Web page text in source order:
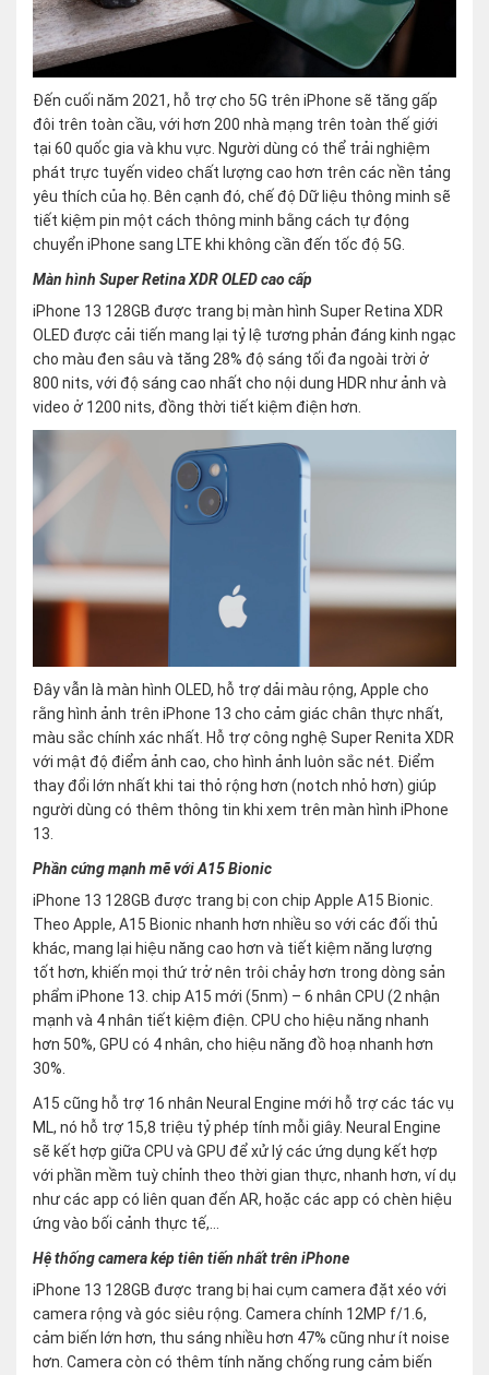
Đến cuối năm 2021, hỗ trợ cho 5G trên iPhone sẽ tăng gấp
đôi trên toàn cầu, với hơn 200 nhà mạng trên toàn thế giới
tại 60 quốc gia và khu vực. Người dùng có thể trải nghiệm
phát trực tuyến video chất lượng cao hơn trên các nền tảng
yêu thích của họ. Bên cạnh đó, chế độ Dữ liệu thông minh sẽ
tiết kiệm pin một cách thông minh bằng cách tự động
chuyển iPhone sang LTE khi không cần đến tốc độ 5G.
Màn hình Super Retina XDR OLED cao cấp
iPhone 13 128GB được trang bị màn hình Super Retina XDR
OLED được cải tiến mang lại tỷ lệ tương phản đáng kinh ngạc
cho màu đen sâu và tăng 28% độ sáng tối đa ngoài trời ở
800 nits, với độ sáng cao nhất cho nội dung HDR như ảnh và
video ở 1200 nits, đồng thời tiết kiệm điện hơn.
Đây vẫn là màn hình OLED, hỗ trợ dải màu rộng, Apple cho
rằng hình ảnh trên iPhone 13 cho cảm giác chân thực nhất,
màu sắc chính xác nhất. Hỗ trợ công nghệ Super Renita XDR
với mật độ điểm ảnh cao, cho hình ảnh luôn sắc nét. Điểm
thay đổi lớn nhất khi tai thỏ rộng hơn (notch nhỏ hơn) giúp
người dùng có thêm thông tin khi xem trên màn hình iPhone
13.
Phần cứng mạnh mẽ với A15 Bionic
iPhone 13 128GB được trang bị con chip Apple A15 Bionic.
Theo Apple, A15 Bionic nhanh hơn nhiều so với các đối thủ
khác, mang lại hiệu năng cao hơn và tiết kiệm năng lượng
tốt hơn, khiến mọi thứ trở nên trôi chảy hơn trong dòng sản
phẩm iPhone 13. chip A15 mới (5nm) – 6 nhân CPU (2 nhận
mạnh và 4 nhân tiết kiệm điện. CPU cho hiệu năng nhanh
hơn 50%, GPU có 4 nhân, cho hiệu năng đồ hoạ nhanh hơn
30%.
A15 cũng hỗ trợ 16 nhân Neural Engine mới hỗ trợ các tác vụ
ML, nó hỗ trợ 15,8 triệu tỷ phép tính mỗi giây. Neural Engine
sẽ kết hợp giữa CPU và GPU để xử lý các ứng dụng kết hợp
với phần mềm tuỳ chỉnh theo thời gian thực, nhanh hơn, ví dụ
như các app có liên quan đến AR, hoặc các app có chèn hiệu
ứng vào bối cảnh thực tế,…
Hệ thống camera kép tiên tiến nhất trên iPhone
iPhone 13 128GB được trang bị hai cụm camera đặt xéo với
camera rộng và góc siêu rộng. Camera chính 12MP f/1.6,
cảm biến lớn hơn, thu sáng nhiều hơn 47% cũng như ít noise
hơn. Camera còn có thêm tính năng chống rung cảm biến